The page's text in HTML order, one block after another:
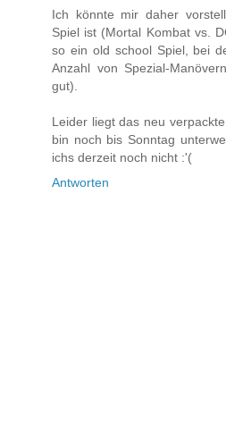
Ich könnte mir daher
Spiel ist (Mortal Kombat vs.
so ein old school Spiel, bei
Anzahl von Spezial-
gut).
Leider liegt das neu
bin noch bis Sonntag
ichs derzeit noch nicht :'(
Antworten